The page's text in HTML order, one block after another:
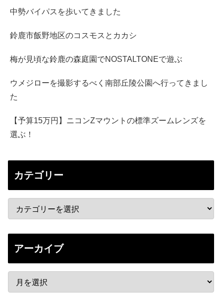
中勢バイパスを歩いてきました
鈴鹿市飯野地区のコスモスとカカシ
梅が見頃な鈴鹿の森庭園でNOSTALTONEで遊ぶ
ウメジローを撮影するべく南部丘陵公園へ行ってきまし
た
【予算15万円】ニコンZマウントの標準ズームレンズを
選ぶ！
カテゴリー
アーカイブ